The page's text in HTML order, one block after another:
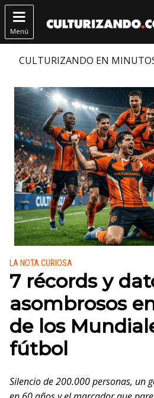

Menú
CULTURIZANDO EN
Publicado en:
LA NOTA CURIOSA
7 récords y
asombrosos
de los
fútbol
Silencio de 200.000 personas, un